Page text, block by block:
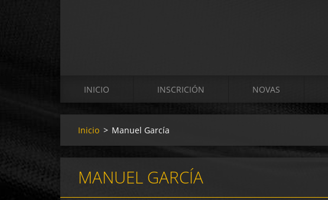
INICIO INSCRICIÓN NOVAS
Inicio > Manuel García
MANUEL GARCÍA